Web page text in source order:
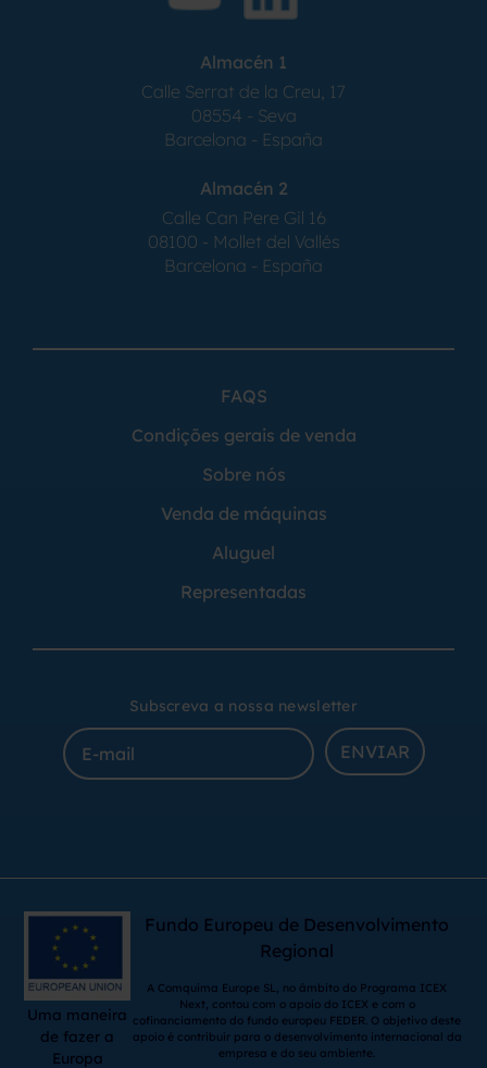
Almacén 1
Calle Serrat de la Creu, 17
08554 - Seva
Barcelona - España
Almacén 2
Calle Can Pere Gil 16
08100 - Mollet del Vallés
Barcelona - España
FAQS
Condições gerais de venda
Sobre nós
Venda de máquinas
Aluguel
Representadas
Subscreva a nossa newsletter
ENVIAR
Uma maneira
de fazer a
Europa
Fundo Europeu de Desenvolvimento
Regional
A Comquima Europe SL, no âmbito do Programa ICEX
Next, contou com o apoio do ICEX e com o
cofinanciamento do fundo europeu FEDER. O objetivo deste
apoio é contribuir para o desenvolvimento internacional da
empresa e do seu ambiente.